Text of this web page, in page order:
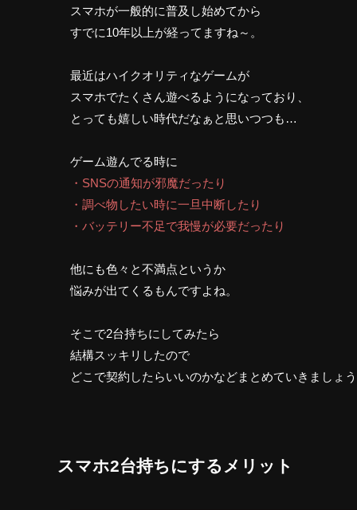
スマホが一般的に普及し始めてから
すでに10年以上が経ってますね～。
最近はハイクオリティなゲームが
スマホでたくさん遊べるようになっており、
とっても嬉しい時代だなぁと思いつつも…
ゲーム遊んでる時に
・SNSの通知が邪魔だったり
・調べ物したい時に一旦中断したり
・バッテリー不足で我慢が必要だったり
他にも色々と不満点というか
悩みが出てくるもんですよね。
そこで2台持ちにしてみたら
結構スッキリしたので
どこで契約したらいいのかなどまとめていきましょ
スマホ2台持ちにするメリット